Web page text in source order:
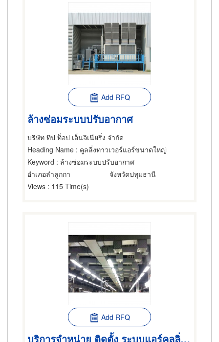
Add RFQ
ล้างซ่อมระบบปรับอากาศ
บริษัท ทิป ท็อป เอ็นจิเนียริ่ง จำกัด
Heading Name : คูลลิ่งทาวเวอร์แอร์ขนาดใหญ่
Keyword : ล้างซ่อมระบบปรับอากาศ
อำเภอลำลูกกา
จังหวัดปทุมธานี
Views : 115 Time(s)
Add RFQ
บริการจำหน่าย ติดตั้ง ระบบแอร์คูลลิ่ง โรงงานอุตสาหกรรม